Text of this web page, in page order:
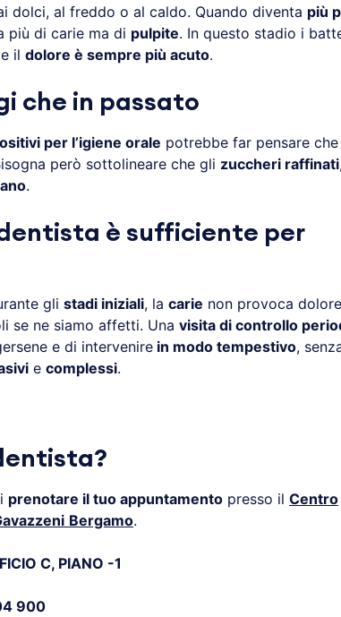
dolci, al freddo o al caldo. Quando diventa più
più di carie ma di pulpite. In questo stadio i
il dolore è sempre più acuto.
che in passato
per l’igiene orale potrebbe far pensare
però sottolineare che gli zuccheri raffinati
.
è sufficiente per
gli stadi iniziali, la carie non provoca
se ne siamo affetti. Una visita di controllo
e di intervenire in modo tempestivo,
e complessi.
prenotare il tuo appuntamento presso il Centro
Bergamo.
C, PIANO -1
900